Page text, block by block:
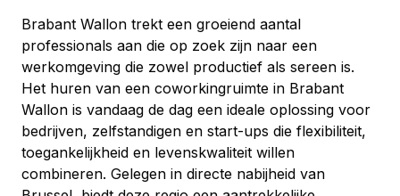
Brabant Wallon trekt een groeiend aantal
professionals aan die op zoek zijn naar een
werkomgeving die zowel productief als sereen is.
Het huren van een coworkingruimte in Brabant
Wallon is vandaag de dag een ideale oplossing voor
bedrijven, zelfstandigen en start-ups die flexibiliteit,
toegankelijkheid en levenskwaliteit willen
combineren. Gelegen in directe nabijheid van